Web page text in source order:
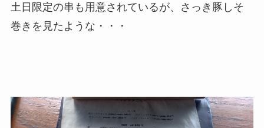
土日限定の串も用意されているが、さっき豚しそ
巻きを見たような・・・